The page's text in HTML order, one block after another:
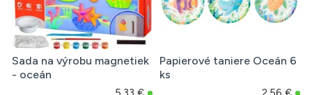
Sada na výrobu magnetiek
- oceán
Papierové taniere Oceán 6
ks